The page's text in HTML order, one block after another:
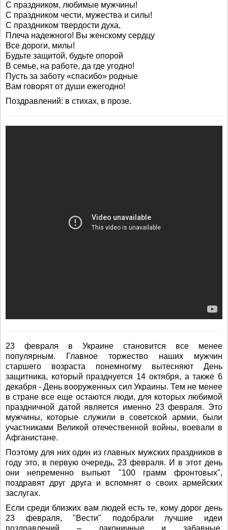
С праздником, любимые мужчины!
С праздником чести, мужества и силы!
С праздником твердости духа,
Плеча надежного! Вы женскому сердцу
Все дороги, милы!
Будьте защитой, будьте опорой
В семье, на работе, да где угодно!
Пусть за заботу «спасибо» родные
Вам говорят от души ежегодно!
Поздравлений: в стихах, в прозе.
23 февраля в Украине становится все менее
популярным. Главное торжество наших мужчин
старшего возраста понемногму вытесняют День
защитника, который празднуется 14 октября, а также 6
декабря - День вооруженных сил Украины. Тем не менее
в стране все еще остаются люди, для которых любимой
праздничной датой является именно 23 февраля. Это
мужчины, которые служили в советской армии, были
участниками Великой отечественной войны, воевали в
Афганистане.
Поэтому для них один из главных мужских праздников в
году это, в первую очередь, 23 февраля. И в этот день
они непременно выпьют "100 грамм фронтовых",
поздравят друг друга и вспомнят о своих армейских
заслугах.
Если среди близких вам людей есть те, кому дорог день
23 февраля, "Вести" подобрали лучшие идеи
поздравлений – лаконичные и забавные,